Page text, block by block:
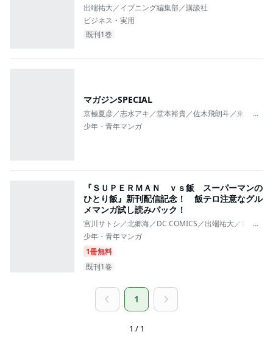
出端祐大／イブニング編集部／講談社
ビジネス・実用
既刊1巻
マガジンSPECIAL
京極夏彦／志水アキ／堂本裕貴／佐木飛朗斗／東直輝／
...
少年・青年マンガ
『ＳＵＰＥＲＭＡＮ ｖｓ飯 スーパーマンの
ひとり飯』新刊配信記念！ 飯テロ注意なグル
メマンガ試し読みパック！
宮川サトシ／北郷海／DC COMICS／出端祐大／前屋進
...
少年・青年マンガ
1冊無料
既刊1巻
1
1 / 1